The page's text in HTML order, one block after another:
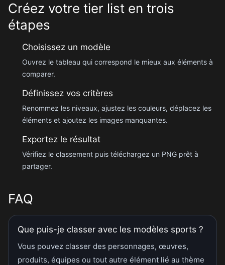
Créez votre tier list en trois
étapes
Choisissez un modèle
Ouvrez le tableau qui correspond le mieux aux éléments à
comparer.
Définissez vos critères
Renommez les niveaux, ajustez les couleurs, déplacez les
éléments et ajoutez les images manquantes.
Exportez le résultat
Vérifiez le classement puis téléchargez un PNG prêt à
partager.
FAQ
Que puis-je classer avec les modèles sports ?
Vous pouvez classer des personnages, œuvres,
produits, équipes ou tout autre élément lié au thème